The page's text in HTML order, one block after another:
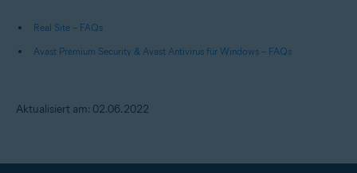
Real Site – FAQs
Avast Premium Security & Avast Antivirus für Windows – FAQs
Aktualisiert am: 02.06.2022